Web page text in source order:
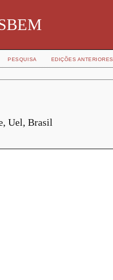
PESQUISA EDIÇÕES ANTERIORES
Uel, Brasil